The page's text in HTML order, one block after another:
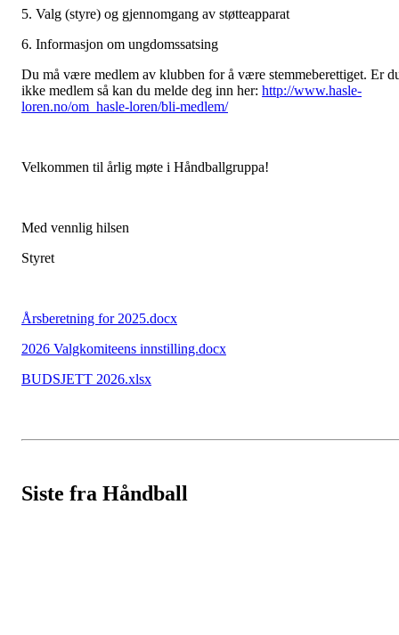
5. Valg (styre) og gjennomgang av støtteapparat
6. Informasjon om ungdomssatsing
Du må være medlem av klubben for å være stemmeberettiget. Er
ikke medlem så kan du melde deg inn her: http://www.hasle-
loren.no/om_hasle-loren/bli-medlem/
Velkommen til årlig møte i Håndballgruppa!
Med vennlig hilsen
Styret
Årsberetning for 2025.docx
2026 Valgkomiteens innstilling.docx
BUDSJETT 2026.xlsx
Siste fra Håndball